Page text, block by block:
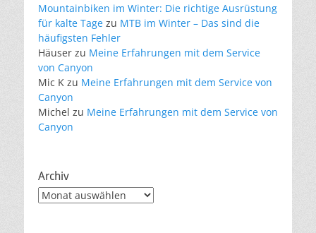
Mountainbiken im Winter: Die richtige Ausrüstung
für kalte Tage zu MTB im Winter – Das sind die
häufigsten Fehler
Häuser zu Meine Erfahrungen mit dem Service
von Canyon
Mic K zu Meine Erfahrungen mit dem Service von
Canyon
Michel zu Meine Erfahrungen mit dem Service von
Canyon
Archiv
Archiv